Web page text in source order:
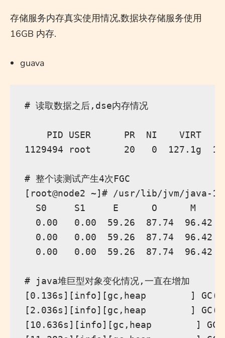
存储服务内存真实使用情况,数据块存储服务使用
16GB 内存.
guava
# 读取数据之后,dse内存情况
PID USER      PR  NI    VIRT
1129494 root      20   0  127.1g
# 整个读测试产生4次FGC
[root@node2 ~]# /usr/lib/jvm/java-
S0     S1     E      O      M
0.00   0.00  59.26  87.74  96.42
0.00   0.00  59.26  87.74  96.42
0.00   0.00  59.26  87.74  96.42
# java堆巨型对象变化情况,一直在增加
[0.136s][info][gc,heap        ] GC(0)
[2.036s][info][gc,heap        ] GC(1)
[10.636s][info][gc,heap        ] GC(2)